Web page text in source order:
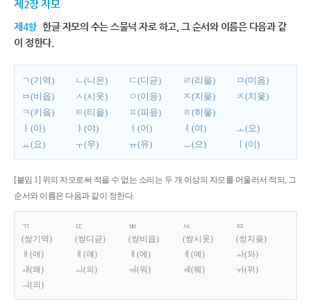
제2장 자모
제4항 한글 자모의 수는 스물넉 자로 하고, 그 순서와 이름은 다음과 같
이 정한다.
ㄱ(기역) ㄴ(니은) ㄷ(디귿) ㄹ(리을)
ㅁ(미음)
ㅂ(비읍)
ㅅ(시옷) ㅇ(이응) ㅈ(지읒)
ㅊ(치읓)
ㅋ(키읔)
ㅌ(티읕) ㅍ(피읖)
ㅎ(히읗)
ㅏ(아)
ㅑ(야) ㅓ(어) ㅕ(여)
ㅗ(오)
ㅛ(요)
ㅜ(우) ㅠ(유) ㅡ(으) ㅣ(이)
[붙임 1] 위의 자모로써 적을 수 없는 소리는 두 개 이상의 자모를 어울러서 적되, 그
순서와 이름은 다음과 같이 정한다.
ㄲ
(쌍기역)
ㄸ
(쌍디귿)
ㅃ
(쌍비읍)
ㅆ
(쌍시옷)
ㅉ
(쌍지읒)
ㅐ(애)
ㅒ(얘) ㅔ(에) ㅖ(예)
ㅘ(와)
ㅙ(왜)
ㅚ(외) ㅝ(워) ㅞ(웨)
ㅟ(위)
ㅢ(의)